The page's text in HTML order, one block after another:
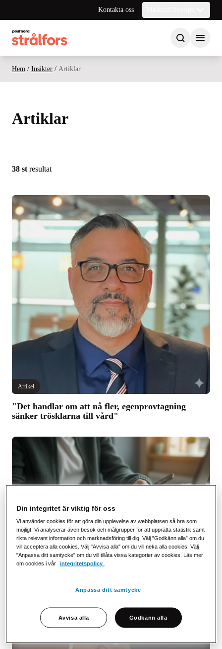
Kontakta oss
Hem / Insikter / Artiklar
Artiklar
38 st resultat
Artikel
"Det handlar om att nå fler, egenprovtagning
sänker trösklarna till vård"
Nya förutsättningar för eFaktura – detta innebär
Din integritet är viktig för oss
Vi använder cookies för att göra din upplevelse av webbplatsen så bra som
möjligt. Vi analyserar även besök och målgrupper för att upprätta statistik samt
rikta relevant information och marknadsföring till dig. Välj ”Godkänn alla” om du
vill acceptera alla cookies. Välj "Avvisa alla" om du vill neka alla cookies. Välj
"Anpassa ditt samtycke" om du vill tillåta vissa kategorier av cookies. Läs mer
om cookies i vår
integritetspolicy
Anpassa ditt samtycke
Avvisa alla Godkänn alla